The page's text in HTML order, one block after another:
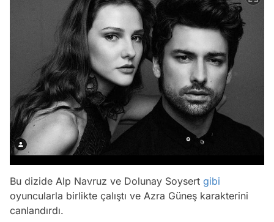
Bu dizide Alp Navruz ve Dolunay Soysert gibi
oyuncularla birlikte çalıştı ve Azra Güneş karakterini
canlandırdı.